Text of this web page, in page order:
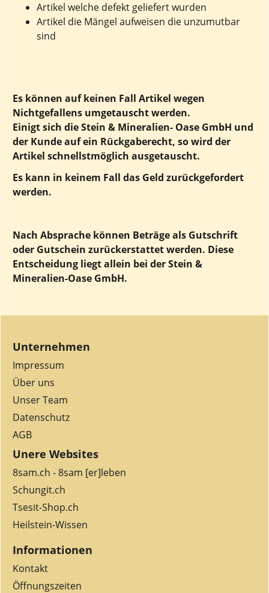
Artikel welche defekt geliefert wurden
Artikel die Mängel aufweisen die unzumutbar
sind
Es können auf keinen Fall Artikel wegen
Nichtgefallens umgetauscht werden.
Einigt sich die Stein & Mineralien- Oase GmbH und
der Kunde auf ein Rückgaberecht, so wird der
Artikel schnellstmöglich ausgetauscht.
Es kann in keinem Fall das Geld zurückgefordert
werden.
Nach Absprache können Beträge als Gutschrift
oder Gutschein zurückerstattet werden. Diese
Entscheidung liegt allein bei der Stein &
Mineralien-Oase GmbH.
Unternehmen
Impressum
Über uns
Unser Team
Datenschutz
AGB
Unere Websites
8sam.ch - 8sam [er]leben
Schungit.ch
Tsesit-Shop.ch
Heilstein-Wissen
Informationen
Kontakt
Öffnungszeiten